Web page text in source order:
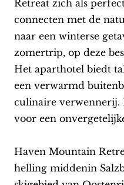
Retreat zich als
connecten met de
naar een winterse
zomertrip, op deze
Het aparthotel biedt
een verwarmd
culinaire verwennerij.
voor een
Haven Mountain
helling middenin